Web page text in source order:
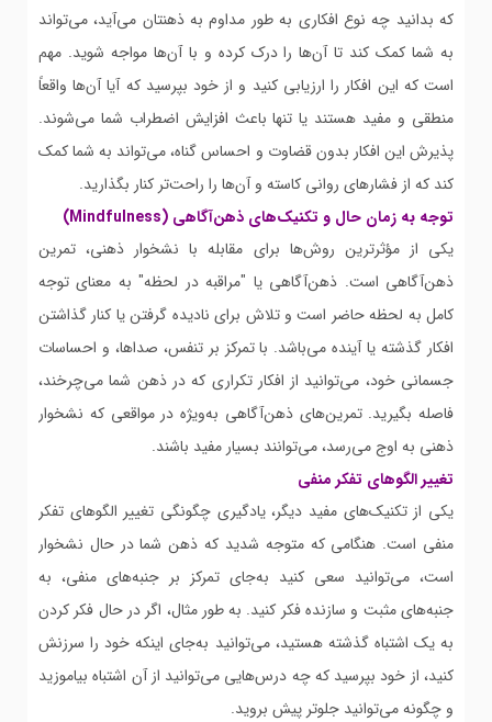
که بدانید چه نوع افکاری به طور مداوم به ذهنتان می‌آید، می‌تواند
به شما کمک کند تا آن‌ها را درک کرده و با آن‌ها مواجه شوید. مهم
است که این افکار را ارزیابی کنید و از خود بپرسید که آیا آن‌ها واقعاً
منطقی و مفید هستند یا تنها باعث افزایش اضطراب شما می‌شوند.
پذیرش این افکار بدون قضاوت و احساس گناه، می‌تواند به شما کمک
کند که از فشارهای روانی کاسته و آن‌ها را راحت‌تر کنار بگذارید.
توجه به زمان حال و تکنیک‌های ذهن‌آگاهی (Mindfulness)
یکی از مؤثرترین روش‌ها برای مقابله با نشخوار ذهنی، تمرین
ذهن‌آگاهی است. ذهن‌آگاهی یا "مراقبه در لحظه" به معنای توجه
کامل به لحظه حاضر است و تلاش برای نادیده گرفتن یا کنار گذاشتن
افکار گذشته یا آینده می‌باشد. با تمرکز بر تنفس، صداها، و احساسات
جسمانی خود، می‌توانید از افکار تکراری که در ذهن شما می‌چرخند،
فاصله بگیرید. تمرین‌های ذهن‌آگاهی به‌ویژه در مواقعی که نشخوار
ذهنی به اوج می‌رسد، می‌توانند بسیار مفید باشند.
تغییر الگوهای تفکر منفی
یکی از تکنیک‌های مفید دیگر، یادگیری چگونگی تغییر الگوهای تفکر
منفی است. هنگامی که متوجه شدید که ذهن شما در حال نشخوار
است، می‌توانید سعی کنید به‌جای تمرکز بر جنبه‌های منفی، به
جنبه‌های مثبت و سازنده فکر کنید. به طور مثال، اگر در حال فکر کردن
به یک اشتباه گذشته هستید، می‌توانید به‌جای اینکه خود را سرزنش
کنید، از خود بپرسید که چه درس‌هایی می‌توانید از آن اشتباه بیاموزید
و چگونه می‌توانید جلوتر پیش بروید.